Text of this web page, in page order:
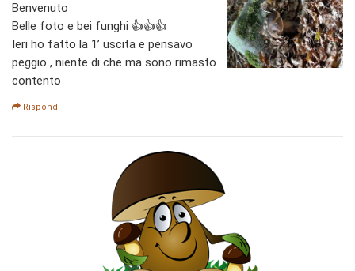
Benvenuto
Belle foto e bei funghi 👍👍👍
Ieri ho fatto la 1’ uscita e pensavo
peggio , niente di che ma sono rimasto
contento
Rispondi